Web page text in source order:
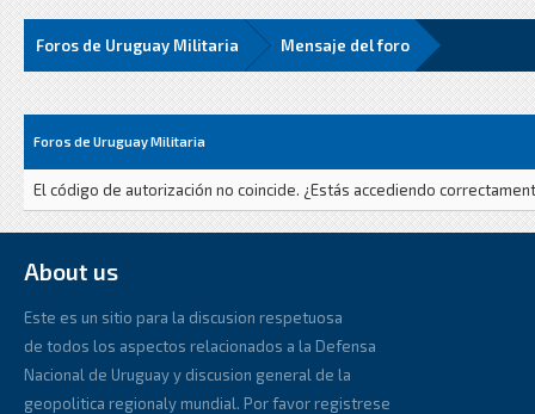
Foros de Uruguay Militaria Mensaje del foro
Foros de Uruguay Militaria
El código de autorización no coincide. ¿Estás accediendo
About us
Este es un sitio para la discusion respetuosa
de todos los aspectos relacionados a la Defensa
Nacional de Uruguay y discusion general de la
geopolitica regionaly mundial. Por favor registrese